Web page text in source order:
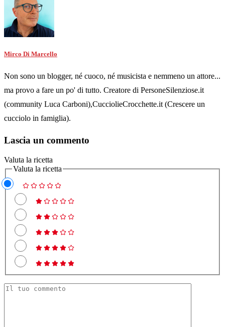
Mirco Di Marcello
Non sono un blogger, né cuoco, né musicista e nemmeno un attore...
ma provo a fare un po' di tutto. Creatore di PersoneSilenziose.it
(community Luca Carboni),CucciolieCrocchette.it (Crescere un
cucciolo in famiglia).
Lascia un commento
Valuta la ricetta
Valuta la ricetta